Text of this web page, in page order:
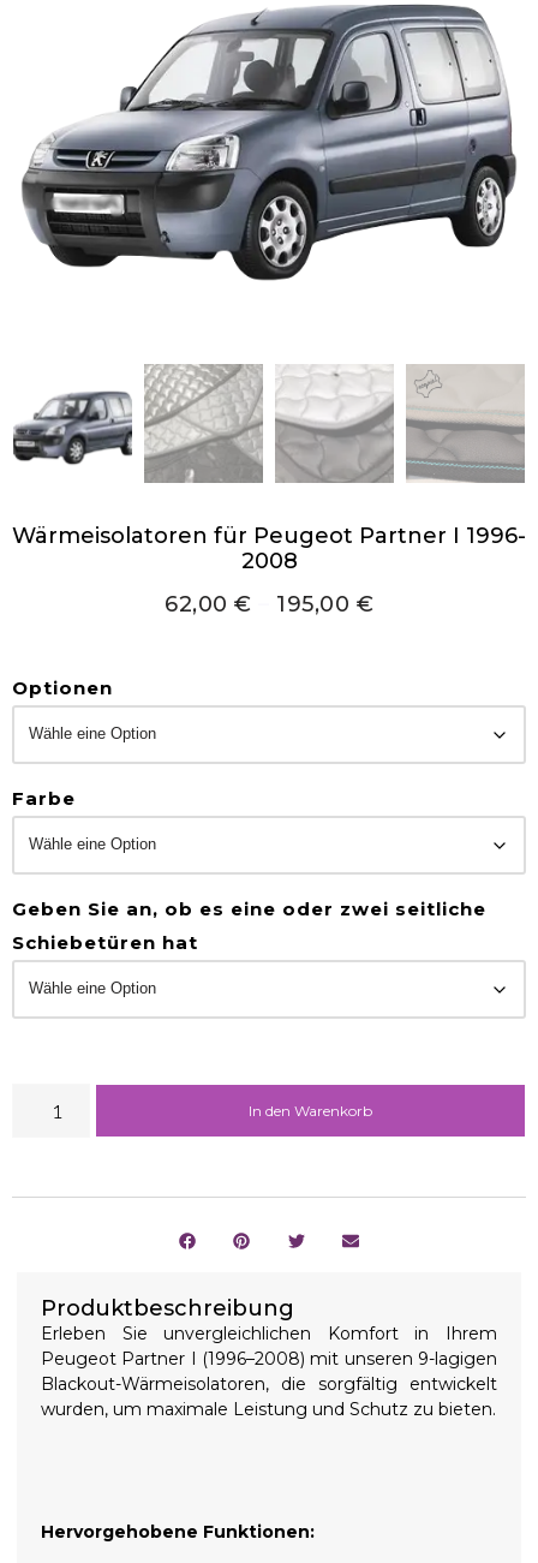
Wärmeisolatoren für Peugeot Partner I 1996-
2008
62,00 € 195,00 €
Optionen
Farbe
Geben Sie an, ob es eine oder zwei seitliche
Schiebetüren hat
In den Warenkorb
Produktbeschreibung
Erleben Sie unvergleichlichen Komfort in Ihrem
Peugeot Partner I (1996–2008) mit unseren 9-lagigen
Blackout-Wärmeisolatoren, die sorgfältig entwickelt
wurden, um maximale Leistung und Schutz zu bieten.
Hervorgehobene Funktionen: